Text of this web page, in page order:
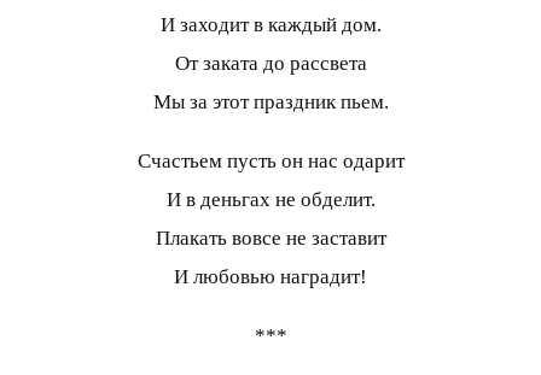
И заходит в каждый дом.
От заката до рассвета
Мы за этот праздник пьем.
Счастьем пусть он нас одарит
И в деньгах не обделит.
Плакать вовсе не заставит
И любовью наградит!
***